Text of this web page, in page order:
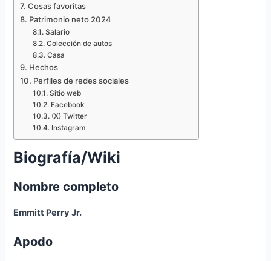
Cosas favoritas
Patrimonio neto 2024
Salario
Colección de autos
Casa
Hechos
Perfiles de redes sociales
Sitio web
Facebook
(X) Twitter
Instagram
Biografía/Wiki
Nombre completo
Emmitt Perry Jr.
Apodo